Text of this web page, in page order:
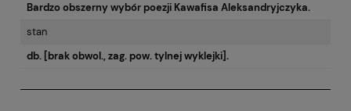
Bardzo obszerny wybór poezji Kawafisa Aleksandryjczyka.
stan
db. [brak obwol., zag. pow. tylnej wyklejki].